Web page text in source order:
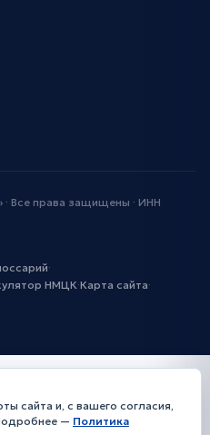
Все права защищены · ИНН
·
НМЦК·Карта сайта·
сайта и, с вашего согласия,
— Политика